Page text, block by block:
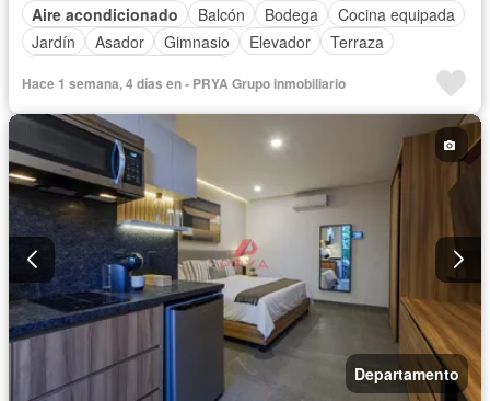
Aire acondicionado
Balcón Bodega
Cocina equipada
Jardín
Asador Gimnasio Elevador
Terraza
Hace 1 semana, 4 días en - PRYA Grupo inmobiliario
Departamento